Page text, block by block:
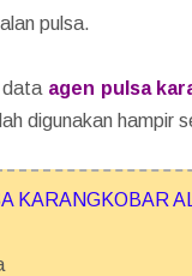
pulsa.
data agen pulsa
digunakan hampir
KARANGKOBAR